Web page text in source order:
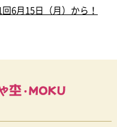
6月15日（月）から！